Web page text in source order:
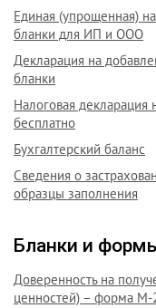
Единая (упрощенная)
бланки для ИП и ООО
Декларация на
бланки
Налоговая декларация
бесплатно
Бухгалтерский баланс
Сведения о
образцы заполнения
Бланки и
Доверенность на
ценностей) – форма